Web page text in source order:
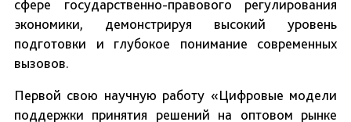
сфере государственно-правового регулирования
экономики, демонстрируя высокий уровень
подготовки и глубокое понимание современных
вызовов.
Первой свою научную работу «Цифровые модели
поддержки принятия решений на оптовом рынке